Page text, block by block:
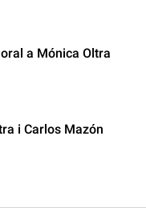
a Mónica Oltra
i Carlos Mazón